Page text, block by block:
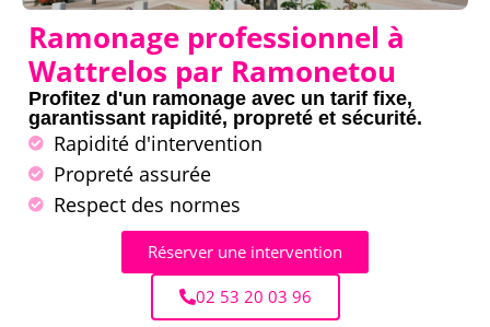
Ramonage professionnel à
Wattrelos par Ramonetou
Profitez d'un ramonage avec un tarif fixe,
garantissant rapidité, propreté et sécurité.
Rapidité d'intervention
Propreté assurée
Respect des normes
Réserver une intervention
02 53 20 03 96